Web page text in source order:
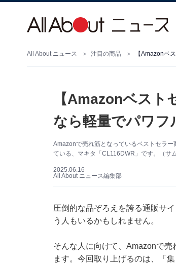
All About ニュース 注目の商品 【Amazonベ
【Amazonベスト
なら軽量でパワフ
Amazonで売れ筋となっているベストセラ
ている、マキタ「CL116DWR」です。（サ
2025.06.16
All About ニュース編集部
圧倒的な品ぞろえを誇る通販サ
う人もいるかもしれません。
そんな人に向けて、Amazonで
ます。今回取り上げるのは、「